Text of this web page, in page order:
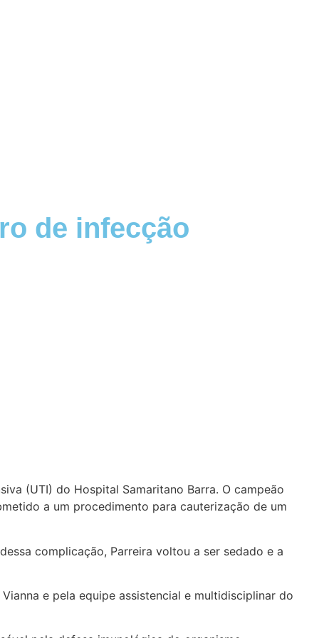
de infecção
(UTI) do Hospital Samaritano Barra. O campeão
a um procedimento para cauterização de um
complicação, Parreira voltou a ser sedado e a
e pela equipe assistencial e multidisciplinar do